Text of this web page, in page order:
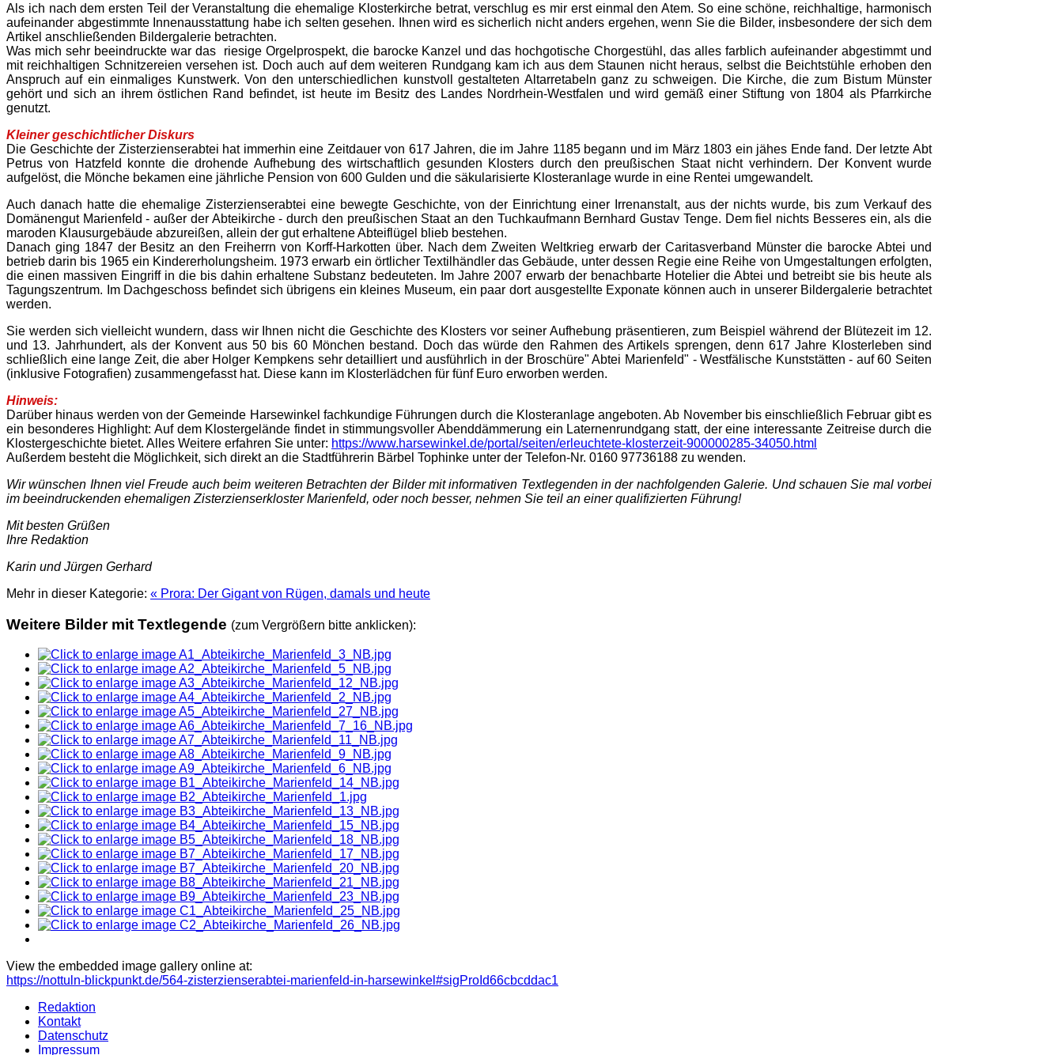
Als ich nach dem ersten Teil der Veranstaltung die ehemalige Klosterkirche betrat, verschlug es mir erst einmal den Atem. So eine schöne, reichhaltige, harmonisch
aufeinander abgestimmte Innenausstattung habe ich selten gesehen. Ihnen wird es sicherlich nicht anders ergehen, wenn Sie die Bilder, insbesondere der sich dem
Artikel anschließenden Bildergalerie betrachten.
Was mich sehr beeindruckte war das riesige Orgelprospekt, die barocke Kanzel und das hochgotische Chorgestühl, das alles farblich aufeinander abgestimmt und
mit reichhaltigen Schnitzereien versehen ist. Doch auch auf dem weiteren Rundgang kam ich aus dem Staunen nicht heraus, selbst die Beichtstühle erhoben den
Anspruch auf ein einmaliges Kunstwerk. Von den unterschiedlichen kunstvoll gestalteten Altarretabeln ganz zu schweigen. Die Kirche, die zum Bistum Münster
gehört und sich an ihrem östlichen Rand befindet, ist heute im Besitz des Landes Nordrhein-Westfalen und wird gemäß einer Stiftung von 1804 als Pfarrkirche
genutzt.
Kleiner geschichtlicher Diskurs
Die Geschichte der Zisterzienserabtei hat immerhin eine Zeitdauer von 617 Jahren, die im Jahre 1185 begann und im März 1803 ein jähes Ende fand. Der letzte Abt
Petrus von Hatzfeld konnte die drohende Aufhebung des wirtschaftlich gesunden Klosters durch den preußischen Staat nicht verhindern. Der Konvent wurde
aufgelöst, die Mönche bekamen eine jährliche Pension von 600 Gulden und die säkularisierte Klosteranlage wurde in eine Rentei umgewandelt.
Auch danach hatte die ehemalige Zisterzienserabtei eine bewegte Geschichte, von der Einrichtung einer Irrenanstalt, aus der nichts wurde, bis zum Verkauf des
Domänengut Marienfeld - außer der Abteikirche - durch den preußischen Staat an den Tuchkaufmann Bernhard Gustav Tenge. Dem fiel nichts Besseres ein, als die
maroden Klausurgebäude abzureißen, allein der gut erhaltene Abteiflügel blieb bestehen.
Danach ging 1847 der Besitz an den Freiherrn von Korff-Harkotten über. Nach dem Zweiten Weltkrieg erwarb der Caritasverband Münster die barocke Abtei und
betrieb darin bis 1965 ein Kindererholungsheim. 1973 erwarb ein örtlicher Textilhändler das Gebäude, unter dessen Regie eine Reihe von Umgestaltungen erfolgten,
die einen massiven Eingriff in die bis dahin erhaltene Substanz bedeuteten. Im Jahre 2007 erwarb der benachbarte Hotelier die Abtei und betreibt sie bis heute als
Tagungszentrum. Im Dachgeschoss befindet sich übrigens ein kleines Museum, ein paar dort ausgestellte Exponate können auch in unserer Bildergalerie betrachtet
werden.
Sie werden sich vielleicht wundern, dass wir Ihnen nicht die Geschichte des Klosters vor seiner Aufhebung präsentieren, zum Beispiel während der Blütezeit im 12.
und 13. Jahrhundert, als der Konvent aus 50 bis 60 Mönchen bestand. Doch das würde den Rahmen des Artikels sprengen, denn 617 Jahre Klosterleben sind
schließlich eine lange Zeit, die aber Holger Kempkens sehr detailliert und ausführlich in der Broschüre" Abtei Marienfeld" - Westfälische Kunststätten - auf 60 Seiten
(inklusive Fotografien) zusammengefasst hat. Diese kann im Klosterlädchen für fünf Euro erworben werden.
Hinweis:
Darüber hinaus werden von der Gemeinde Harsewinkel fachkundige Führungen durch die Klosteranlage angeboten. Ab November bis einschließlich Februar gibt es
ein besonderes Highlight: Auf dem Klostergelände findet in stimmungsvoller Abenddämmerung ein Laternenrundgang statt, der eine interessante Zeitreise durch die
Klostergeschichte bietet. Alles Weitere erfahren Sie unter: https://www.harsewinkel.de/portal/seiten/erleuchtete-klosterzeit-900000285-34050.html
Außerdem besteht die Möglichkeit, sich direkt an die Stadtführerin Bärbel Tophinke unter der Telefon-Nr. 0160 97736188 zu wenden.
Wir wünschen Ihnen viel Freude auch beim weiteren Betrachten der Bilder mit informativen Textlegenden in der nachfolgenden Galerie. Und schauen Sie mal vorbei
im beeindruckenden ehemaligen Zisterzienserkloster Marienfeld, oder noch besser, nehmen Sie teil an einer qualifizierten Führung!
Mit besten Grüßen
Ihre Redaktion
Karin und Jürgen Gerhard
Mehr in dieser Kategorie: « Prora: Der Gigant von Rügen, damals und heute
Weitere Bilder mit Textlegende (zum Vergrößern bitte anklicken):
View the embedded image gallery online at:
https://nottuln-blickpunkt.de/564-zisterzienserabtei-marienfeld-in-harsewinkel#sigProId66cbcddac1
Redaktion
Kontakt
Datenschutz
Impressum